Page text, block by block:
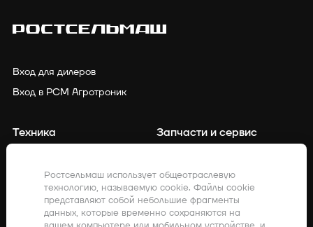
Вход для дилеров
Вход в РСМ Агротроник
Техника
Точное земледелие
Закупки
Запчасти и сервис
Клиенты о нас
Акции
Ростсельмаш использует общеотраслевую
технологию, называемую cookie. Файлы cookie
представляют собой небольшие фрагменты
данных, которые временно сохраняются на